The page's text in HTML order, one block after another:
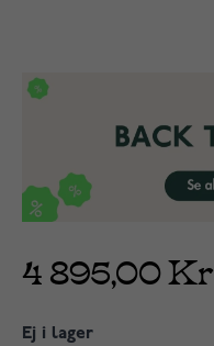
4 895,00 Kr
Ej i lager